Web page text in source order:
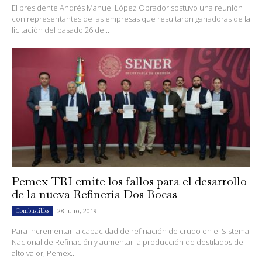
El presidente Andrés Manuel López Obrador sostuvo una reunión
con representantes de las empresas que resultaron ganadoras de la
licitación del pasado 26 de...
Pemex TRI emite los fallos para el desarrollo
de la nueva Refinería Dos Bocas
Combustibles 28 julio, 2019
Para incrementar la capacidad de refinación de crudo en el Sistema
Nacional de Refinación y aumentar la producción de destilados de
alto valor, Pemex...